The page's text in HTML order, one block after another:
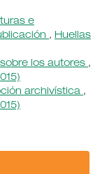
e
, Huellas
los autores ,
archivística ,